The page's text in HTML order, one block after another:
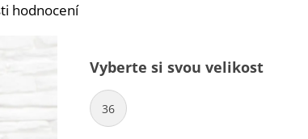
hodnocení
Vyberte si svou velikost
36